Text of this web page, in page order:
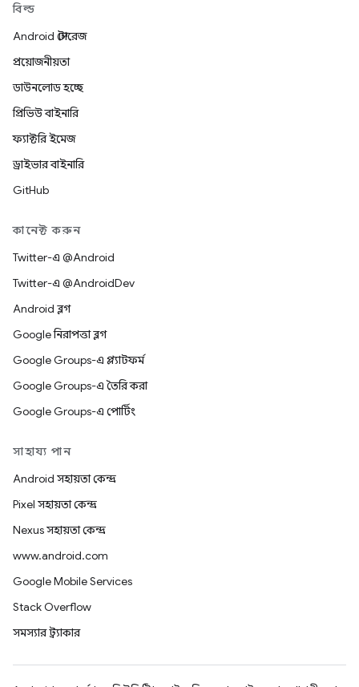
বিল্ড
Android স্টোরেজ
প্রয়োজনীয়তা
ডাউনলোড হচ্ছে
প্রিভিউ বাইনারি
ফ্যাক্টরি ইমেজ
ড্রাইভার বাইনারি
GitHub
কানেক্ট করুন
Twitter-এ @Android
Twitter-এ @AndroidDev
Android ব্লগ
Google নিরাপত্তা ব্লগ
Google Groups-এ প্ল্যাটফর্ম
Google Groups-এ তৈরি করা
Google Groups-এ পোর্টিং
সাহায্য পান
Android সহায়তা কেন্দ্র
Pixel সহায়তা কেন্দ্র
Nexus সহায়তা কেন্দ্র
www.android.com
Google Mobile Services
Stack Overflow
সমস্যার ট্র্যাকার